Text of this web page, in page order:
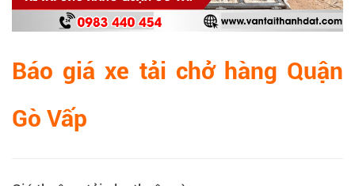
Báo giá xe tải chở hàng Quận
Gò Vấp